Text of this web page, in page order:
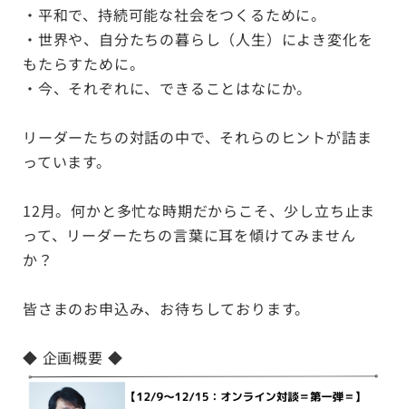
・平和で、持続可能な社会をつくるために。
・世界や、自分たちの暮らし（人生）によき変化を
もたらすために。
・今、それぞれに、できることはなにか。
リーダーたちの対話の中で、それらのヒントが詰ま
っています。
12月。何かと多忙な時期だからこそ、少し立ち止ま
って、リーダーたちの言葉に耳を傾けてみません
か？
皆さまのお申込み、お待ちしております。
◆ 企画概要 ◆